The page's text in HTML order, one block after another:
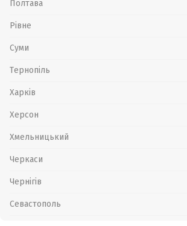
Полтава
Рівне
Суми
Тернопіль
Харків
Херсон
Хмельницький
Черкаси
Чернігів
Севастополь